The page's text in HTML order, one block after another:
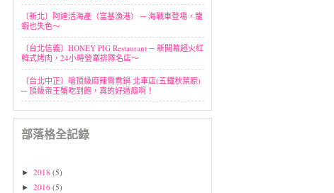
〔新北〕阿達活海產（富基漁港） ─ 海戰車登場，龍
蝦也失色～
〔台北信義〕HONEY PIG Restaurant ─ 新開幕超火紅
韓式烤肉，24小時營業排隊名店～
〔台北中正〕嗆頂級麻辣鴛鴦鍋 北車店(五鐵秋葉原)
─ 頂級帝王蟹吃到飽，真的好過癮啊！
部落格全記錄
► 2018 (5)
► 2016 (5)